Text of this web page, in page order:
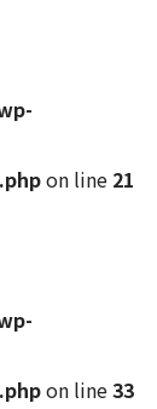
on line 21
on line33